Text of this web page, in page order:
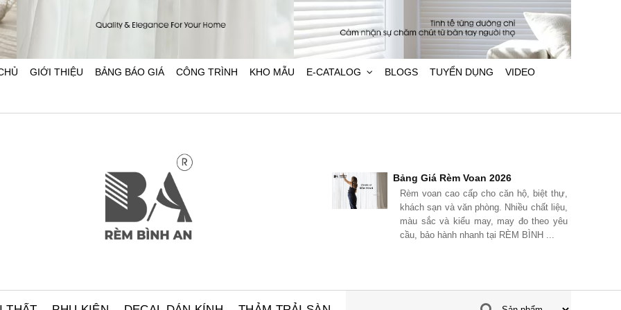
GIỚI THIỆU BẢNG BÁO GIÁ CÔNG TRÌNH KHO MẪU E-CATALOG BLOGS TUYỂN DỤNG VIDEO
Cập nhật bảng giá thanh treo rèm, ray
trượt, phụ kiện rèm cửa mới nhất 2026
tại RÈM BÌNH AN. Đa dạng mẫu mã,
nguồn gốc rõ ràng, bảo hành và hỗ ...
Bảng Giá Rèm Voan 2026
Rèm voan cao cấp cho căn hộ, biệt thự,
khách sạn và văn phòng. Nhiều chất liệu,
màu sắc và kiểu may, may đo theo yêu
cầu, bảo hành nhanh tại RÈM BÌNH ...
2 lớp, rèm